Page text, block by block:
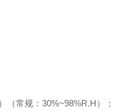
（常规：30%~98%R.H）；